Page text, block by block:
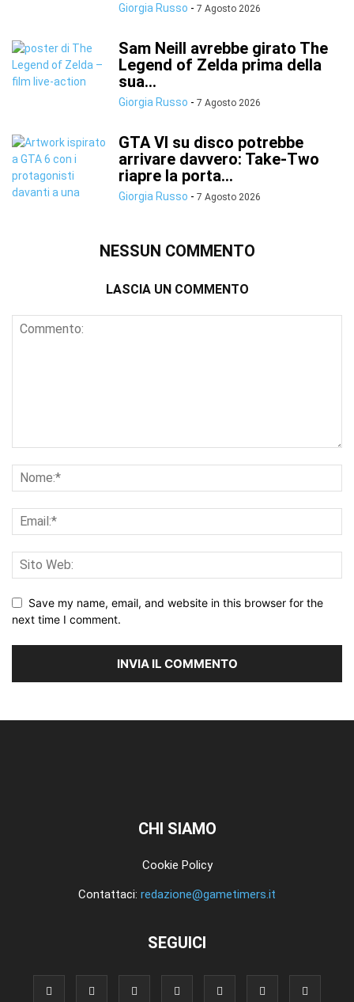
Giorgia Russo - 7 Agosto 2026
Sam Neill avrebbe girato The
Legend of Zelda prima della
sua...
Giorgia Russo - 7 Agosto 2026
GTA VI su disco potrebbe
arrivare davvero: Take-Two
riapre la porta...
Giorgia Russo - 7 Agosto 2026
NESSUN COMMENTO
LASCIA UN COMMENTO
Save my name, email, and website in this browser for the
next time I comment.
CHI SIAMO
Cookie Policy
Contattaci: redazione@gametimers.it
SEGUICI